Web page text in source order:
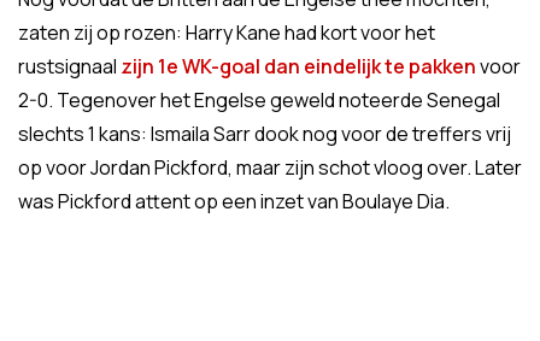
zaten zij op rozen: Harry Kane had kort voor het
rustsignaal zijn 1e WK-goal dan eindelijk te pakkenvoor
2-0. Tegenover het Engelse geweld noteerde Senegal
slechts 1 kans: Ismaila Sarr dook nog voor de treffers vrij
op voor Jordan Pickford, maar zijn schot vloog over. Later
was Pickford attent op een inzet van Boulaye Dia.